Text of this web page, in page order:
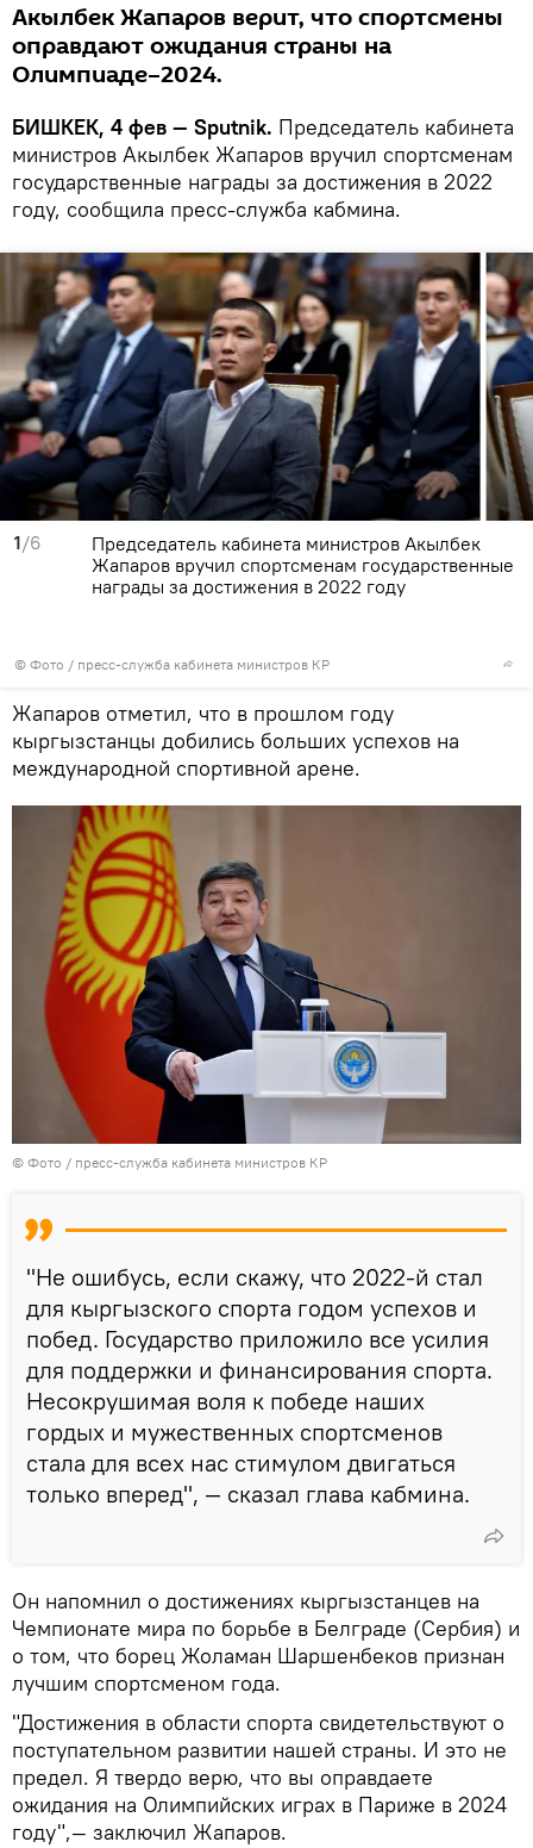
Акылбек Жапаров верит, что спортсмены
оправдают ожидания страны на
Олимпиаде–2024.
БИШКЕК, 4 фев — Sputnik. Председатель кабинета
министров Акылбек Жапаров вручил спортсменам
государственные награды за достижения в 2022
году, сообщила пресс-служба кабмина.
1/6
© Фото / пресс-служба кабинета министров КР
Председатель кабинета министров Акылбек
Жапаров вручил спортсменам государственные
награды за достижения в 2022 году
Жапаров отметил, что в прошлом году
кыргызстанцы добились больших успехов на
международной спортивной арене.
© Фото / пресс-служба кабинета министров КР
"Не ошибусь, если скажу, что 2022-й стал
для кыргызского спорта годом успехов и
побед. Государство приложило все усилия
для поддержки и финансирования спорта.
Несокрушимая воля к победе наших
гордых и мужественных спортсменов
стала для всех нас стимулом двигаться
только вперед", — сказал глава кабмина.
Он напомнил о достижениях кыргызстанцев на
Чемпионате мира по борьбе в Белграде (Сербия) и
о том, что борец Жоламан Шаршенбеков признан
лучшим спортсменом года.
"Достижения в области спорта свидетельствуют о
поступательном развитии нашей страны. И это не
предел. Я твердо верю, что вы оправдаете
ожидания на Олимпийских играх в Париже в 2024
году",— заключил Жапаров.